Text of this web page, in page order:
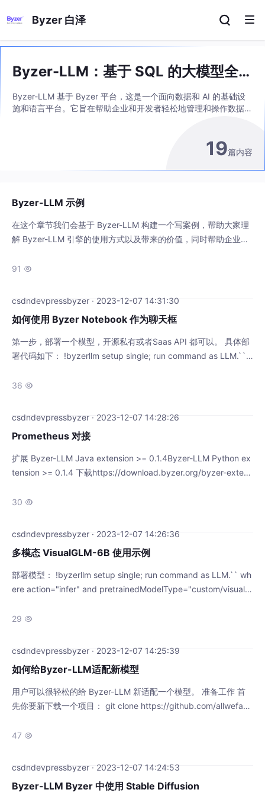
Byzer 白泽
Byzer-LLM：基于 SQL 的大模型全生
命周期管理扩展
Byzer-LLM 基于 Byzer 平台，这是一个面向数据和 AI 的基础设
施和语言平台。它旨在帮助企业和开发者轻松地管理和操作数据，
19篇内容
Byzer-LLM 示例
在这个章节我们会基于 Byzer-LLM 构建一个写案例，帮助大家理
解 Byzer-LLM 引擎的使用方式以及带来的价值，同时帮助企业快
教，会涉及到三个大模型： 语音转文本大预言模型文本合成语音
91 
csdndevpressbyzer · 2023-12-07 14:31:30
如何使用 Byzer Notebook 作为聊天框
第一步，部署一个模型，开源私有或者Saas API 都可以。 具体部
署代码如下： !byzerllm setup single; run command as LLM.``
c
36 
csdndevpressbyzer · 2023-12-07 14:28:26
Prometheus 对接
扩展 Byzer-LLM Java extension >= 0.1.4Byzer-LLM Python ex
tension >= 0.1.4 下载https://download.byzer.org/byzer-extens
plugin 目录下。 使用 pip 安装 byzerl
30 
csdndevpressbyzer · 2023-12-07 14:26:36
多模态 VisualGLM-6B 使用示例
部署模型： !byzerllm setup single; run command as LLM.`` wh
ere action="infer" and pretrainedModelType="custom/visualgl
b/visualglm-6b-model" and udf
29 
csdndevpressbyzer · 2023-12-07 14:25:39
如何给Byzer-LLM适配新模型
用户可以很轻松的给 Byzer-LLM 新适配一个模型。 准备工作 首
先你要新下载一个项目： git clone https://github.com/allwefant
DE 工具打开。 适配新模型 我们以 llama2 为例，看看如何适配
47 
csdndevpressbyzer · 2023-12-07 14:24:53
Byzer-LLM Byzer 中使用 Stable Diffusion